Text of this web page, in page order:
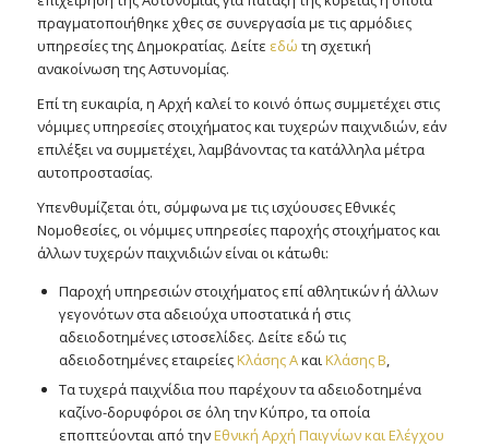
πραγματοποιήθηκε χθες σε συνεργασία με τις αρμόδιες
υπηρεσίες της Δημοκρατίας. Δείτε εδώ τη σχετική
ανακοίνωση της Αστυνομίας.
Επί τη ευκαιρία, η Αρχή καλεί το κοινό όπως συμμετέχει στις
νόμιμες υπηρεσίες στοιχήματος και τυχερών παιχνιδιών, εάν
επιλέξει να συμμετέχει, λαμβάνοντας τα κατάλληλα μέτρα
αυτοπροστασίας.
Υπενθυμίζεται ότι, σύμφωνα με τις ισχύουσες Εθνικές
Νομοθεσίες, οι νόμιμες υπηρεσίες παροχής στοιχήματος και
άλλων τυχερών παιχνιδιών είναι οι κάτωθι:
Παροχή υπηρεσιών στοιχήματος επί αθλητικών ή άλλων
γεγονότων στα αδειούχα υποστατικά ή στις
αδειοδοτημένες ιστοσελίδες. Δείτε εδώ τις
αδειοδοτημένες εταιρείεςΚλάσης ΑκαιΚλάσης Β,
Τα τυχερά παιχνίδια που παρέχουν τα αδειοδοτημένα
καζίνο-δορυφόροι σε όλη την Κύπρο, τα οποία
εποπτεύονται από τηνΕθνική Αρχή Παιγνίων και Ελέγχου